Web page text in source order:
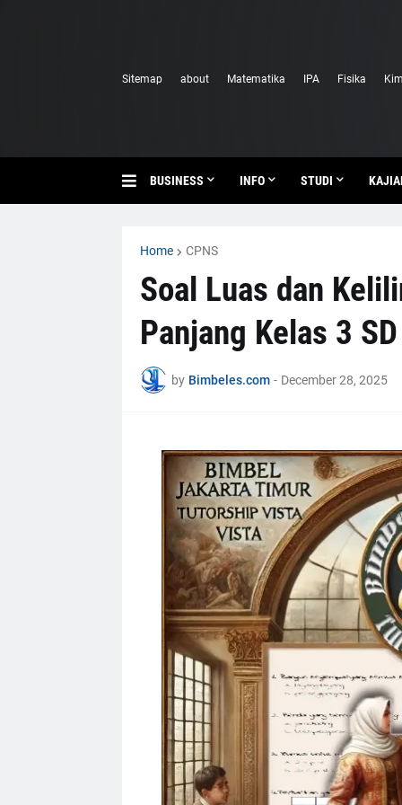
Sitemap about Matematika IPA Fisika
BUSINESS INFO STUDI
Home CPNS
Soal Luas dan
Panjang Kelas 3 SD
by Bimbeles.com - December 28, 2025